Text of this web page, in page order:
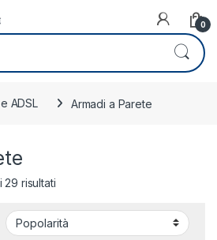
0
ADSL Armadi a Parete
29 risultatiPopolarità